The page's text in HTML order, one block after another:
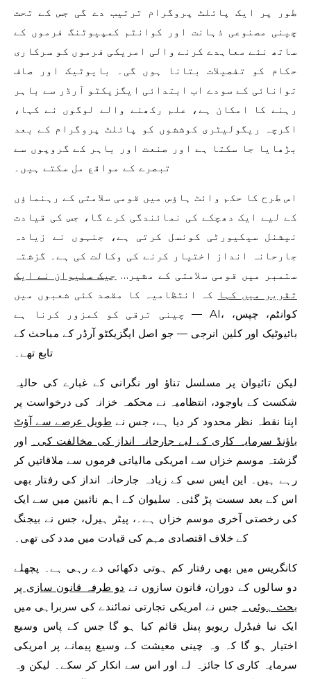
طور پر ایک پائلٹ پروگرام ترتیب دے گی جس کے تحت
چینی مصنوعی ذہانت اور کوانٹم کمپیوٹنگ فرموں کے
ساتھ نئے معاہدے کرنے والی امریکی فرموں کو سرکاری
حکام کو تفصیلات بتانا ہوں گی۔ بایوٹیک اور صاف
توانائی کے سودے اب ابتدائی ایگزیکٹو آرڈر سے باہر
رہنے کا امکان ہے، علم رکھنے والے لوگوں نے کہا،
اگرچہ ریگولیٹری کوششوں کو پائلٹ پروگرام کے بعد
بڑھایا جا سکتا ہے اور صنعت اور باہر کے گروپوں سے
تبصرے کے مواقع مل سکتے ہیں۔
اس طرح کا حکم وائٹ ہاؤس میں قومی سلامتی کے رہنماؤں
کے لیے ایک دھچکے کی نمائندگی کرے گا، جس کی قیادت
نیشنل سیکیورٹی کونسل کرتی ہے، جنہوں نے زیادہ
جارحانہ انداز اختیار کرنے کی وکالت کی ہے۔ گزشتہ
ستمبر میں قومی سلامتی کے مشیر… جیک سلیوان نے ایک
تقریر میں کہا
کہ انتظامیہ کا مقصد کئی شعبوں میں
چینی ترقی کو کمزور کرنا ہے — AI، کوانٹم، چپس،
بائیوٹیک اور کلین انرجی — جو اصل ایگزیکٹو آرڈر کے مباحث کے
تابع تھے۔
لیکن تائیوان پر مسلسل تناؤ اور نگرانی کے غبارے کی حالیہ
شکست کے باوجود، انتظامیہ نے محکمہ خزانہ کی درخواست پر
اپنا نقطہ نظر محدود کر دیا ہے، جس نے طویل عرصے سے آؤٹ
باؤنڈ سرمایہ کاری کے لیے جارحانہ انداز کی مخالفت کی۔ اور
گزشتہ موسم خزاں سے امریکی مالیاتی فرموں سے ملاقاتیں کر
رہے ہیں۔ این ایس سی کے زیادہ جارحانہ انداز کی رفتار بھی
اس کے بعد سست پڑ گئی۔ سلیوان کے اہم نائبین میں سے ایک
کی رخصتی آخری موسم خزاں ہے۔ ، پیٹر ہیرل، جس نے بیجنگ
کے خلاف اقتصادی مہم کی قیادت میں مدد کی تھی۔
کانگریس میں بھی رفتار کم ہوتی دکھائی دے رہی ہے۔ پچھلے
دو سالوں کے دوران، قانون سازوں نے دو طرفہ قانون سازی پر
بحث ہوئی۔ جس نے امریکی تجارتی نمائندے کی سربراہی میں
ایک نیا فیڈرل ریویو پینل قائم کیا ہو گا جس کے پاس وسیع
اختیار ہو گا کہ وہ چینی معیشت کے وسیع پیمانے پر امریکی
سرمایہ کاری کا جائزہ لے اور اس سے انکار کر سکے۔ لیکن وہ